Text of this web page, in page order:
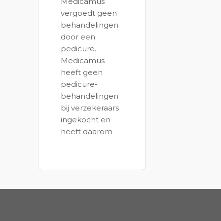
vergoedt geen
behandelingen
door een
pedicure.
Medicamus
heeft geen
pedicure-
behandelingen
bij verzekeraars
ingekocht en
heeft daarom